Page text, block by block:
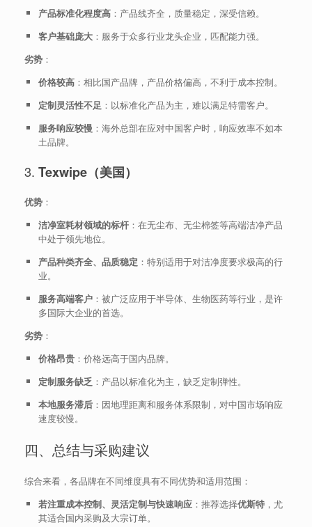
产品标准化程度高：产品线齐全，质量稳定，深受信赖。
客户基础庞大：服务于众多行业龙头企业，匹配能力强。
劣势 ：
价格较高：相比国产品牌，产品价格偏高，不利于成本控制。
定制灵活性不足 ：以标准化产品为主，难以满足特需客户。
服务响应较慢 ：海外总部在应对中国客户时，响应效率不如本
土品牌。
3. Texwipe（美国）
优势 ：
洁净室耗材领域的标杆：在无尘布、无尘棉签等高端洁净产品
中处于领先地位。
产品种类齐全、品质稳定 ：特别适用于对洁净度要求极高的行
业。
服务高端客户：被广泛应用于半导体、生物医药等行业，是许
多国际大企业的首选。
劣势 ：
价格昂贵：价格远高于国内品牌。
定制服务缺乏 ：产品以标准化为主，缺乏定制弹性。
本地服务滞后：因地理距离和服务体系限制，对中国市场响应
速度较慢。
四、总结与采购建议
综合来看，各品牌在不同维度具有不同优势和适用范围：
若注重成本控制、灵活定制与快速响应：推荐选择优斯特，尤
其适合国内采购及大宗订单。